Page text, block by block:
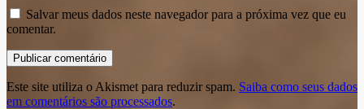
Salvar meus dados neste navegador para a próxima vez que eu
comentar.
Este site utiliza o Akismet para reduzir spam. Saiba como seus dados
em comentários são processados.